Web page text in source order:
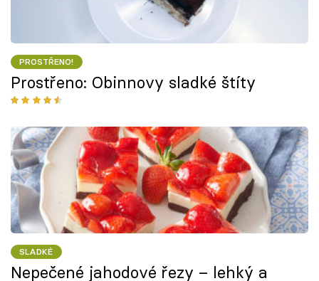
PROSTŘENO!
Prostřeno: Obinnovy sladké štíty
SLADKÉ
Nepečené jahodové řezy – lehký a